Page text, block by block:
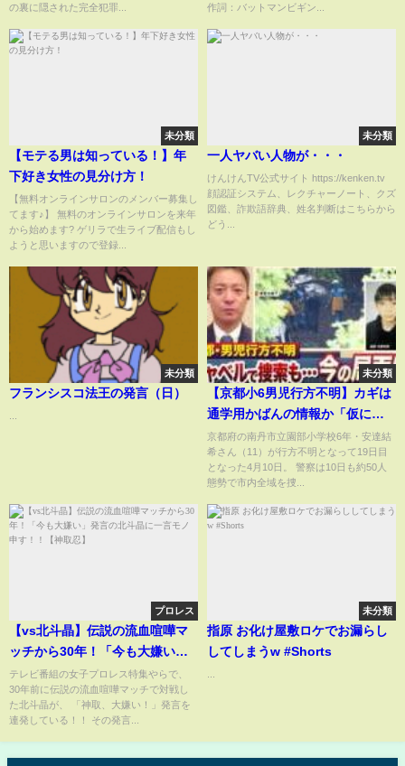
の裏に隠された完全犯罪...
作詞：バットマンビギン...
未分類
【モテる男は知っている！】年
下好き女性の見分け方！
【無料オンラインサロンのメンバー募集し
てます♪】 無料のオンラインサロンを来年
から始めます? ゲリラで生ライブ配信もし
ようと思いますので登録...
未分類
一人ヤバい人物が・・・
けんけんTV公式サイト https://kenken.tv
顔認証システム、レクチャーノート、クズ
図鑑、詐欺語辞典、姓名判断はこちらから
どう...
未分類
フランシスコ法王の発言（日）
未分類
【京都小6男児行方不明】カギは
通学用かばんの情報か「仮に刑
事事件だとすれば…犯人のみぞ
知る情報がここに」「本人の自
発的移動も排除できず」元兵庫
ント（2026年4月10日）
京都府の南丹市立園部小学校6年・安達結
希さん（11）が行方不明となって19日目
となった4月10日。 警察は10日も約50人
態勢で市内全域を捜...
プロレス
【vs北斗晶】伝説の流血喧嘩マ
ッチから30年！「今も大嫌い」
発言の北斗晶に一言モノ申
す！！【神取忍】
テレビ番組の女子プロレス特集やらで、
30年前に伝説の流血喧嘩マッチで対戦し
た北斗晶が、 「神取、大嫌い！」発言を
連発している！！ その発言...
未分類
指原 お化け屋敷ロケでお漏らし
してしまうw #Shorts